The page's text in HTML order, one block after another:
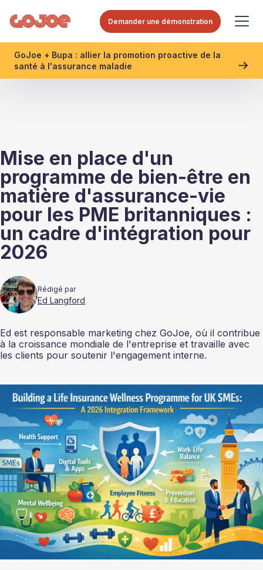
Demander une démonstration
GoJoe + Bupa : allier la promotion proactive de la
santé à l'assurance maladie
Mise en place d'un
programme de bien-être en
matière d'assurance-vie
pour les PME britanniques :
un cadre d'intégration pour
2026
Rédigé par
Ed Langford
Ed est responsable marketing chez GoJoe, où il contribue
à la croissance mondiale de l'entreprise et travaille avec
les clients pour soutenir l'engagement interne.